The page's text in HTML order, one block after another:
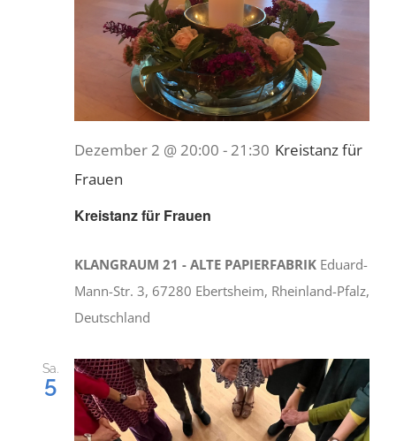
Kreistanz für Frauen
Dezember 2 @ 20:00 - 21:30 Kreistanz für
Frauen
KLANGRAUM 21 - ALTE PAPIERFABRIK Eduard-
Mann-Str. 3, 67280 Ebertsheim, Rheinland-Pfalz,
Deutschland
Sa.
5